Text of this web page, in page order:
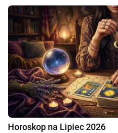
Horoskop na Lipiec 2026